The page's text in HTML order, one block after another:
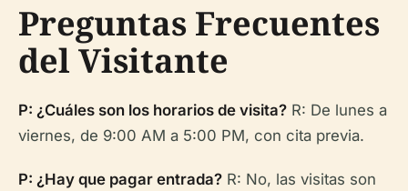
Preguntas Frecuentes
del Visitante
P: ¿Cuáles son los horarios de visita? R: De lunes a
viernes, de 9:00 AM a 5:00 PM, con cita previa.
P: ¿Hay que pagar entrada? R: No, las visitas son